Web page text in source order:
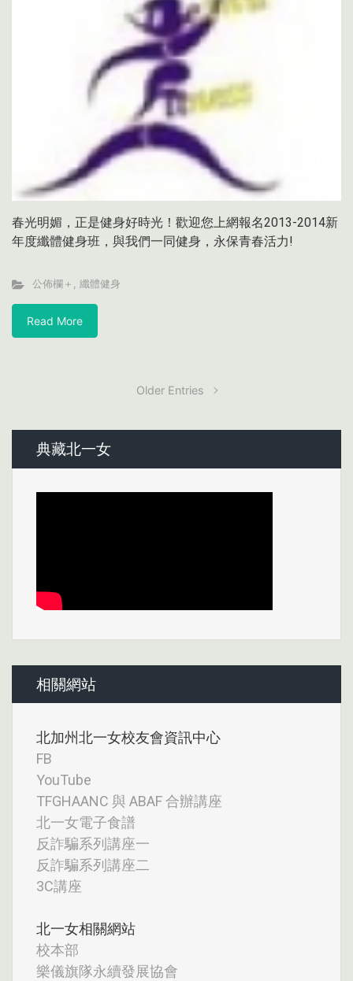
春光明媚，正是健身好時光！歡迎您上網報名2013-2014新
年度纖體健身班，與我們一同健身，永保青春活力!
公佈欄＋ , 纖體健身
Read More
Older Entries
典藏北一女
相關網站
北加州北一女校友會資訊中心
FB
YouTube
TFGHAANC 與 ABAF 合辦講座
北一女電子食譜
反詐騙系列講座一
反詐騙系列講座二
3C講座
北一女相關網站
校本部
樂儀旗隊永續發展協會